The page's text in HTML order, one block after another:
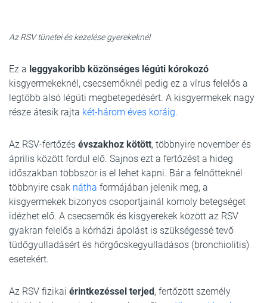
Az RSV tünetei és kezelése gyerekeknél
Ez a leggyakoribb közönséges légúti kórokozó
kisgyermekeknél, csecsemőknél pedig ez a vírus felelős a
legtöbb alsó légúti megbetegedésért. A kisgyermekek nagy
része átesik rajta két-három éves koráig.
Az RSV-fertőzés évszakhoz kötött, többnyire november és
április között fordul elő. Sajnos ezt a fertőzést a hideg
időszakban többször is el lehet kapni. Bár a felnőtteknél
többnyire csak nátha formájában jelenik meg, a
kisgyermekek bizonyos csoportjainál komoly betegséget
idézhet elő. A csecsemők és kisgyerekek között az RSV
gyakran felelős a kórházi ápolást is szükségessé tevő
tüdőgyulladásért és hörgőcskegyulladásos (bronchiolitis)
esetekért.
Az RSV fizikai érintkezéssel terjed, fertőzött személy